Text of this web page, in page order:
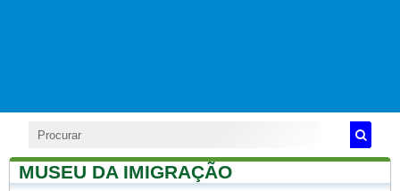
MUSEU DA IMIGRAÇÃO